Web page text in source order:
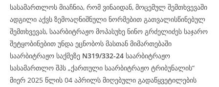
სასამართლოს მიაჩნია, რომ ვინაიდან, მოცემულ შემთხვევაში
ადგილი აქვს ზემოაღნიშნული ნორმებით გათვალისწინებულ
შემთხვევას, საარბიტრაჟო მოპასუხე ნინო გრძელიძეს საჯარო
შეტყობინებით უნდა ეცნობოს მასთან მიმართებაში
საარბიტრაჟო საქმეზე N319/332-24 საარბიტრაჟო
სასამართლო შპს „ქართული საარბიტრაჟო ტრიბუნალის“
მიერ 2025 წლის 04 აპრილს მიღებული გადაწყვეტილების